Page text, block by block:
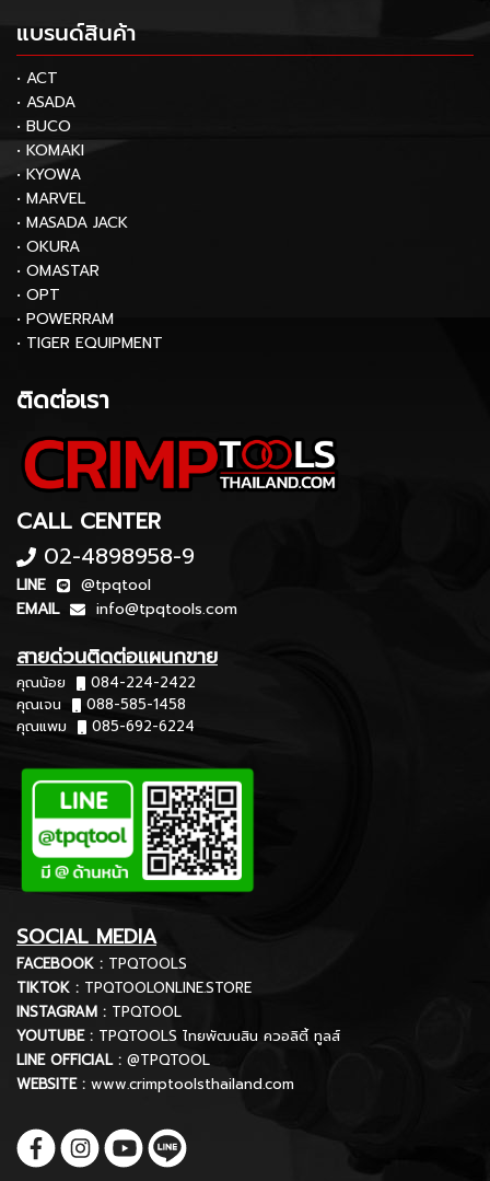
แบรนด์สินค้า
• ACT
• ASADA
• BUCO
• KOMAKI
• KYOWA
• MARVEL
• MASADA JACK
• OKURA
• OMASTAR
• OPT
• POWERRAM
• TIGER EQUIPMENT
ติดต่อเรา
CALL CENTER
02-4898958-9
LINE
@tpqtool
EMAIL
info@tpqtools.com
สายด่วนติดต่อแผนกขาย
คุณน้อย
084-224-2422
คุณเจน
088-585-1458
คุณแพม
085-692-6224
SOCIAL MEDIA
FACEBOOK : TPQTOOLS
TIKTOK : TPQTOOLONLINE.STORE
INSTAGRAM : TPQTOOL
YOUTUBE : TPQTOOLS ไทยพัฒนสิน ควอลิตี้ ทูลส์
LINE OFFICIAL : @TPQTOOL
WEBSITE : www.crimptoolsthailand.com